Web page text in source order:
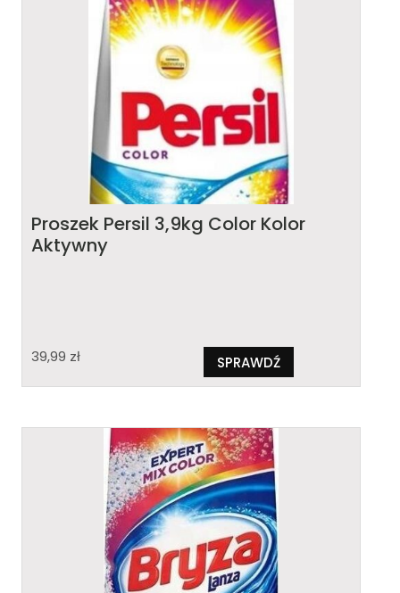
Proszek Persil 3,9kg Color Kolor
Aktywny
39,99 zł SPRAWDŹ